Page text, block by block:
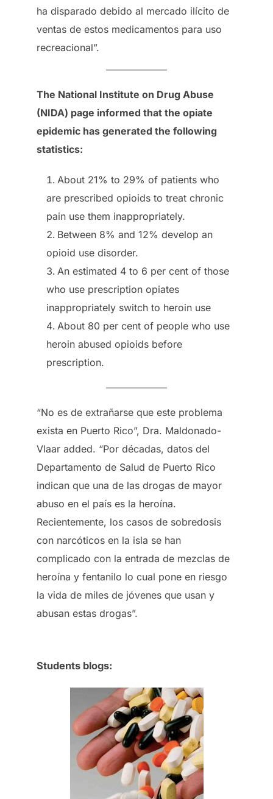
ha disparado debido al mercado ilícito de
ventas de estos medicamentos para uso
recreacional”.
The National Institute on Drug Abuse
(NIDA) page informed that the opiate
epidemic has generated the following
statistics:
About 21% to 29% of patients who
are prescribed opioids to treat chronic
pain use them inappropriately.
Between 8% and 12% develop an
opioid use disorder.
An estimated 4 to 6 per cent of those
who use prescription opiates
inappropriately switch to heroin use
About 80 per cent of people who use
heroin abused opioids before
prescription.
“No es de extrañarse que este problema
exista en Puerto Rico”, Dra. Maldonado-
Vlaar added. “Por décadas, datos del
Departamento de Salud de Puerto Rico
indican que una de las drogas de mayor
abuso en el país es la heroína.
Recientemente, los casos de sobredosis
con narcóticos en la isla se han
complicado con la entrada de mezclas de
heroína y fentanilo lo cual pone en riesgo
la vida de miles de jóvenes que usan y
abusan estas drogas”.
Students blogs: